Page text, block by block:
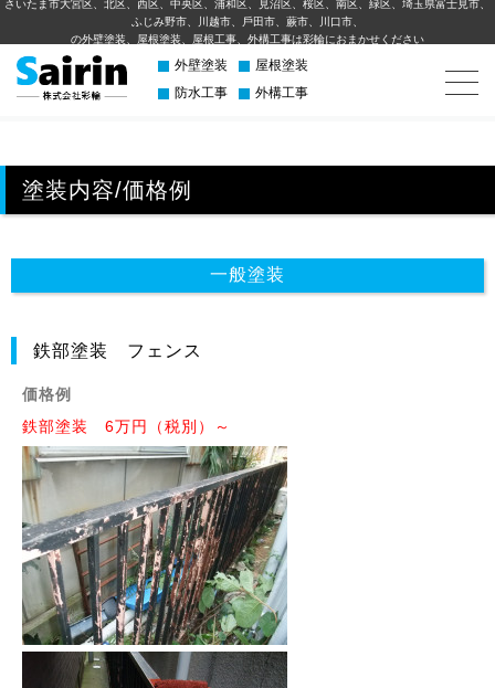
さいたま市大宮区、北区、西区、中央区、浦和区、見沼区、桜区、南区、緑区、埼玉県富士見市、
ふじみ野市、川越市、⼾⽥市、蕨市、川⼝市、
の外壁塗装、屋根塗装、屋根工事、外構⼯事は彩輪におまかせください
外壁塗装
屋根塗装
防水工事
外構工事
塗装内容/価格例
一般塗装
鉄部塗装 フェンス
価格例
鉄部塗装 6万円（税別）～